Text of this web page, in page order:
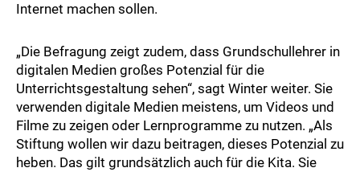
Internet machen sollen.
„Die Befragung zeigt zudem, dass Grundschullehrer in
digitalen Medien großes Potenzial für die
Unterrichtsgestaltung sehen“, sagt Winter weiter. Sie
verwenden digitale Medien meistens, um Videos und
Filme zu zeigen oder Lernprogramme zu nutzen. „Als
Stiftung wollen wir dazu beitragen, dieses Potenzial zu
heben. Das gilt grundsätzlich auch für die Kita. Sie